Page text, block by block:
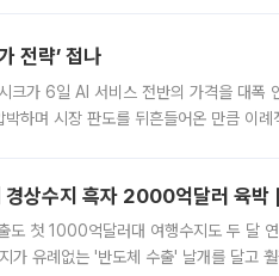
전략’ 접나
크가 6일 AI 서비스 전반의 가격을 대폭
하며 시장 판도를 뒤흔들어온 만큼 이
상수지 흑자 2000억달러 육박
첫 1000억달러대 여행수지도 두 달
유례없는 '반도체 수출' 날개를 달고